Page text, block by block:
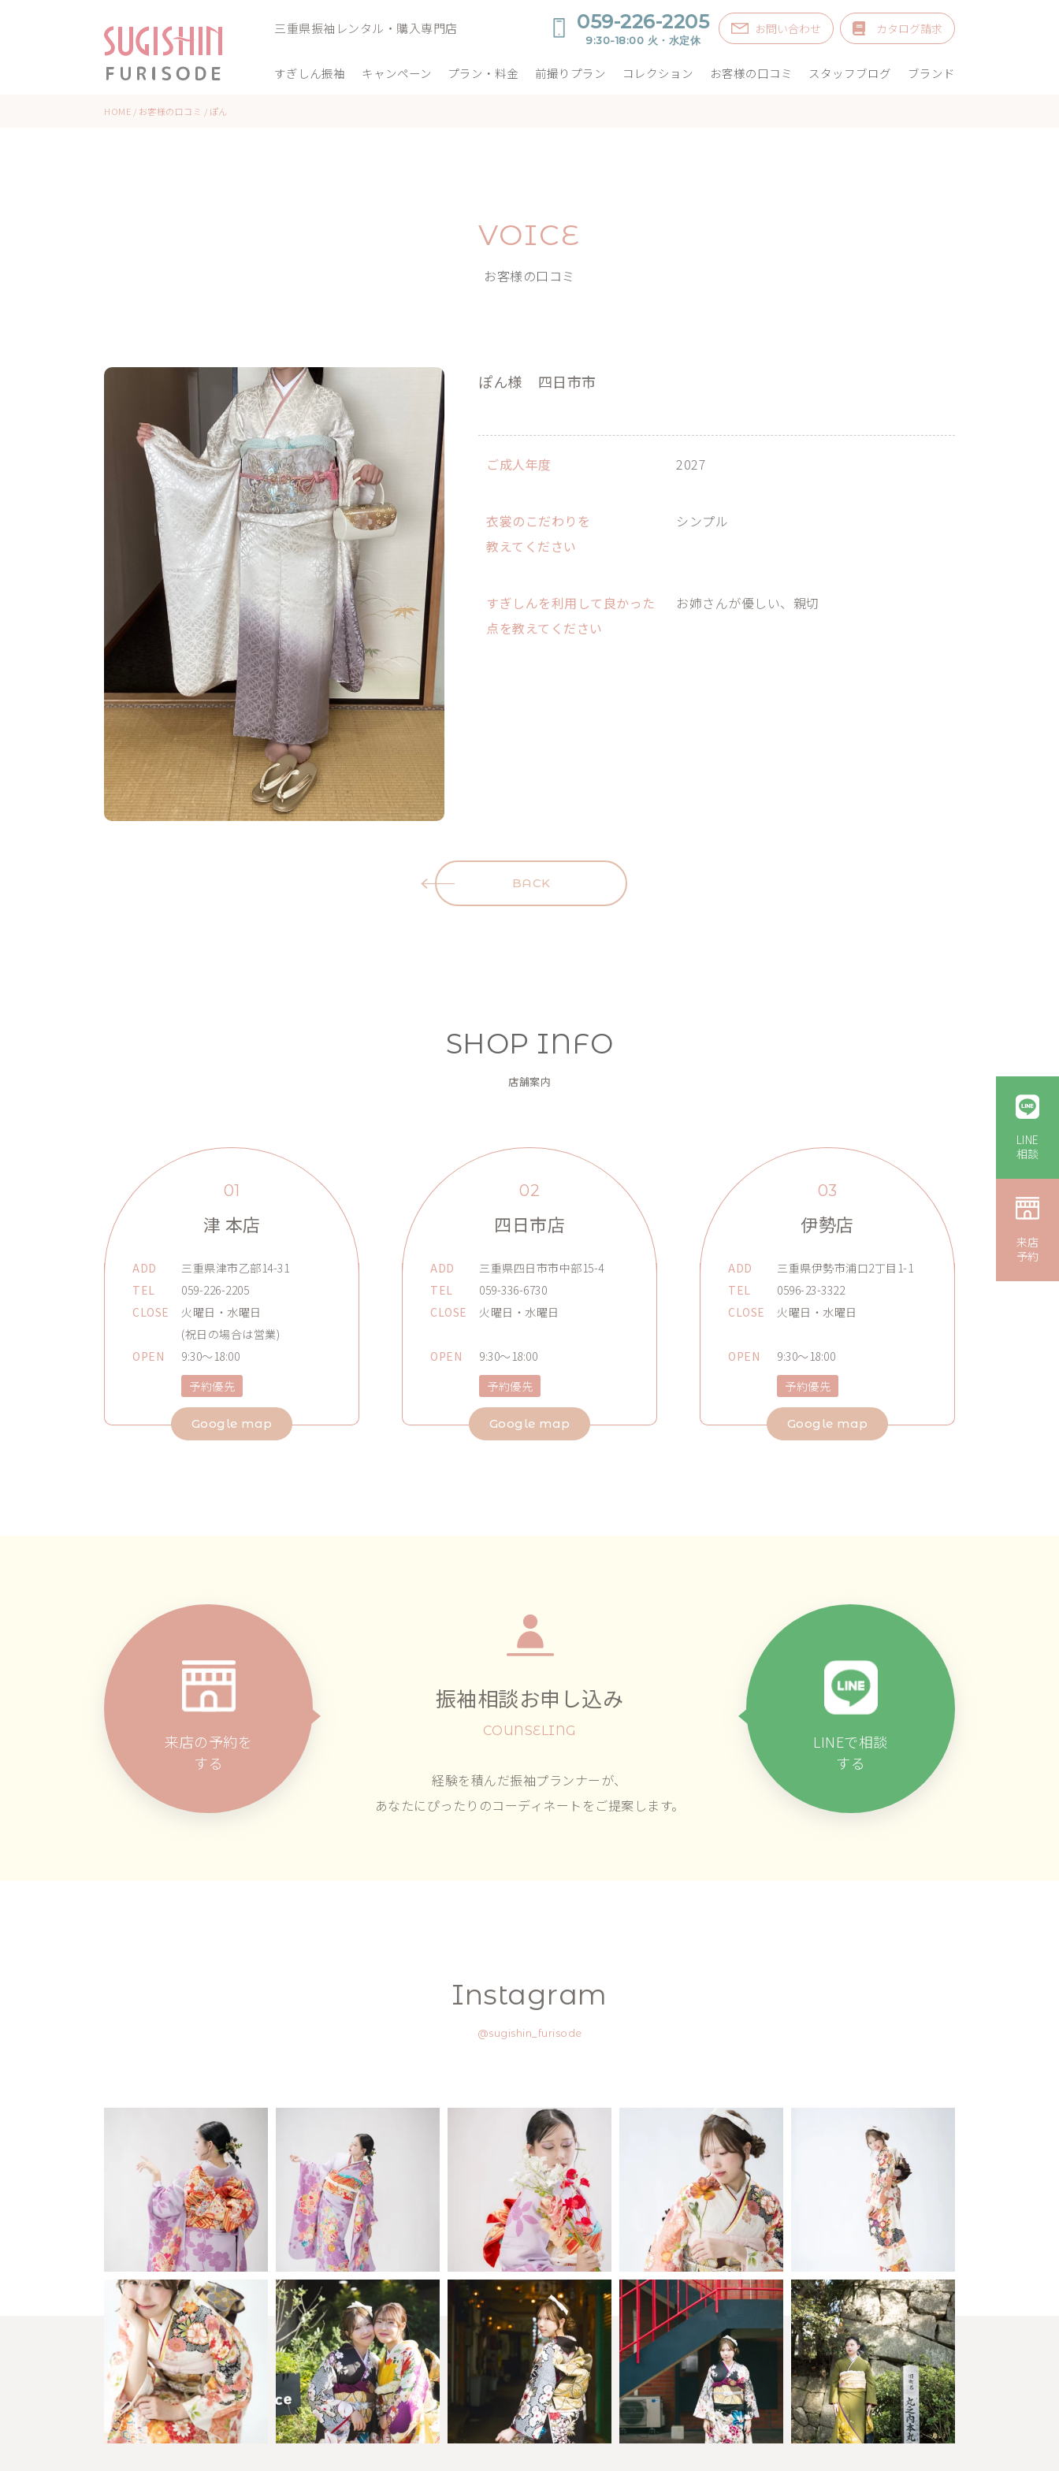
三重県振袖レンタル・購入専門店 059-226-2205
9:30-18:00 火・水定休
お問い合わせ カタログ請求
すぎしん振袖 キャンペーン プラン・料金 前撮りプラン コレクション お客様の口コミ スタッフブログ ブランド
HOME / お客様の口コミ / ぽん
VOICE
お客様の口コミ
ぽん様 四日市市
ご成人年度 2027
衣裳のこだわりを
教えてください
シンプル
すぎしんを利用して良かった
点を教えてください
お姉さんが優しい、親切
BACK
SHOP INFO
店舗案内
01
津 本店
ADD
三重県津市乙部14-31
TEL
059-226-2205
CLOSE
火曜日・水曜日
(祝日の場合は営業)
OPEN
9:30～18:00
予約優先
Google map
02
四日市店
ADD
三重県四日市市中部15-4
TEL
059-336-6730
CLOSE
火曜日・水曜日
OPEN
9:30～18:00
予約優先
Google map
03
伊勢店
ADD
三重県伊勢市浦口2丁目1-1
TEL
0596-23-3322
CLOSE
火曜日・水曜日
OPEN
9:30～18:00
予約優先
Google map
来店の予約を
する
振袖相談お申し込み
COUNSELING
経験を積んだ振袖プランナーが、
あなたにぴったりのコーディネートをご提案します。
LINEで相談
する
Instagram
@sugishin_furisode
LINE
相談
来店
予約